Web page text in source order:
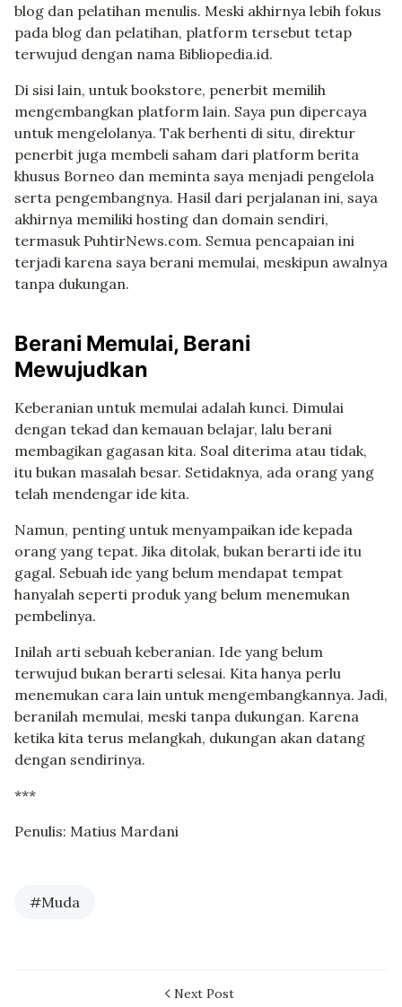
blog dan pelatihan menulis. Meski akhirnya lebih fokus
pada blog dan pelatihan, platform tersebut tetap
terwujud dengan nama Bibliopedia.id.
Di sisi lain, untuk bookstore, penerbit memilih
mengembangkan platform lain. Saya pun dipercaya
untuk mengelolanya. Tak berhenti di situ, direktur
penerbit juga membeli saham dari platform berita
khusus Borneo dan meminta saya menjadi pengelola
serta pengembangnya. Hasil dari perjalanan ini, saya
akhirnya memiliki hosting dan domain sendiri,
termasuk PuhtirNews.com. Semua pencapaian ini
terjadi karena saya berani memulai, meskipun awalnya
tanpa dukungan.
Berani Memulai, Berani
Mewujudkan
Keberanian untuk memulai adalah kunci. Dimulai
dengan tekad dan kemauan belajar, lalu berani
membagikan gagasan kita. Soal diterima atau tidak,
itu bukan masalah besar. Setidaknya, ada orang yang
telah mendengar ide kita.
Namun, penting untuk menyampaikan ide kepada
orang yang tepat. Jika ditolak, bukan berarti ide itu
gagal. Sebuah ide yang belum mendapat tempat
hanyalah seperti produk yang belum menemukan
pembelinya.
Inilah arti sebuah keberanian. Ide yang belum
terwujud bukan berarti selesai. Kita hanya perlu
menemukan cara lain untuk mengembangkannya. Jadi,
beranilah memulai, meski tanpa dukungan. Karena
ketika kita terus melangkah, dukungan akan datang
dengan sendirinya.
***
Penulis: Matius Mardani
#Muda
Next Post